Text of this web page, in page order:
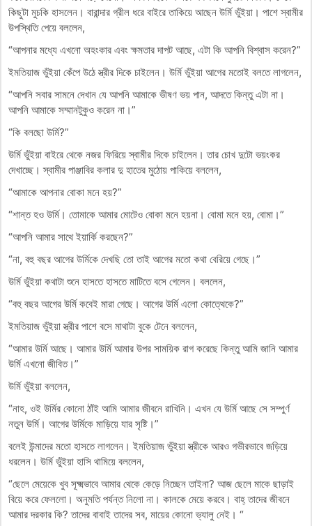
কিছুটা মুচকি হাসলেন। বারান্দার গ্রীল ধরে বাইরে তাকিয়ে আছেন উর্মি ভুঁইয়া। পাশে স্বামীর
উপস্থিতি পেয়ে বললেন,
“আপনার মধ্যে এখনো অহংকার এবং ক্ষমতার দাপট আছে, এটা কি আপনি বিশ্বাস করেন?”
ইমতিয়াজ ভুঁইয়া কেঁপে উঠে স্ত্রীর দিকে চাইলেন। উর্মি ভুঁইয়া আগের মতোই বলতে লাগলেন,
“আপনি সবার সামনে দেখান যে আপনি আমাকে ভীষণ ভয় পান, আদতে কিন্তু এটা না।
আপনি আমাকে সম্মানটুকুও করেন না।”
“কি বলছো উর্মি?”
উর্মি ভুঁইয়া বাইরে থেকে নজর ফিরিয়ে স্বামীর দিকে চাইলেন। তার চোখ দুটো ভয়ংকর
দেখাচ্ছে। স্বামীর পাঞ্জাবির কলার দু হাতের মুঠোয় পাকিয়ে বললেন,
“আমাকে আপনার বোকা মনে হয়?”
“শান্ত হও উর্মি। তোমাকে আমার মোটেও বোকা মনে হয়না। বোমা মনে হয়, বোমা।”
“আপনি আমার সাথে ইয়ার্কি করছেন?”
“না, বহু বছর আগের উর্মিকে দেখছি তো তাই আগের মতো কথা বেরিয়ে গেছে।”
উর্মি ভুঁইয়া কথাটা শুনে হাসতে হাসতে মাটিতে বসে গেলেন। বললেন,
“বহু বছর আগের উর্মি কবেই মারা গেছে। আগের উর্মি এলো কোত্থেকে?”
ইমতিয়াজ ভুঁইয়া স্ত্রীর পাশে বসে মাথাটা বুকে টেনে বললেন,
“আমার উর্মি আছে। আমার উর্মি আমার উপর সাময়িক রাগ করেছে কিন্তু আমি জানি আমার
উর্মি এখনো জীবিত।”
উর্মি ভুঁইয়া বললেন,
“নাহ, ওই উর্মির কোনো ঠাঁই আমি আমার জীবনে রাখিনি। এখন যে উর্মি আছে সে সম্পুর্ণ
নতুন উর্মি। আগের উর্মিকে মাড়িয়ে যার সৃষ্টি।”
বলেই উন্মাদের মতো হাসতে লাগলেন। ইমতিয়াজ ভুঁইয়া স্ত্রীকে আরও গভীরভাবে জড়িয়ে
ধরলেন। উর্মি ভুঁইয়া হাসি থামিয়ে বললেন,
“ছেলে মেয়েকে খুব সূক্ষ্মভাবে আমার থেকে কেড়ে নিচ্ছেন তাইনা? আজ ছেলে মাকে ছাড়াই
বিয়ে করে ফেললো। অনুমতি পর্যন্ত নিলো না। কালকে মেয়ে করবে। বাহ্ তাদের জীবনে
আমার দরকার কি? তাদের বাবাই তাদের সব, মায়ের কোনো ভ্যালু নেই। “